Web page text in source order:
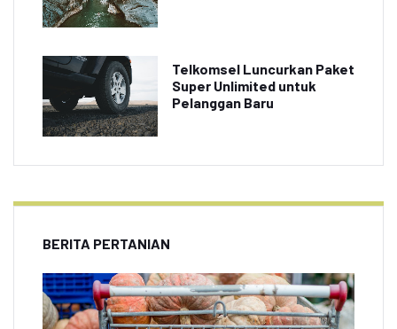
Telkomsel Luncurkan Paket
Super Unlimited untuk
Pelanggan Baru
BERITA PERTANIAN